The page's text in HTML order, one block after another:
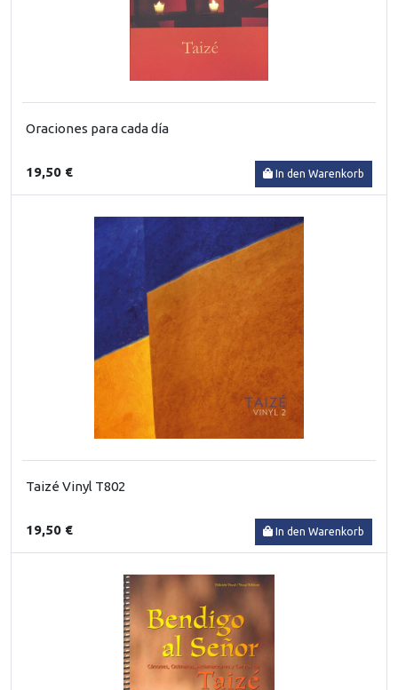
Oraciones para cada día
19,50 € In den Warenkorb
Taizé Vinyl T802
19,50 € In den Warenkorb